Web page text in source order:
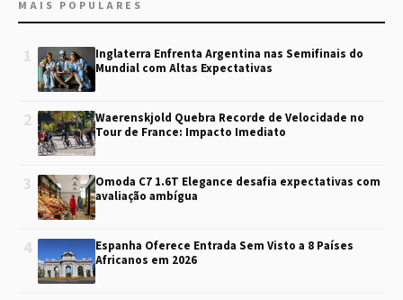
MAIS POPULARES
1
Inglaterra Enfrenta Argentina nas Semifinais do
Mundial com Altas Expectativas
2
Waerenskjold Quebra Recorde de Velocidade no
Tour de France: Impacto Imediato
3
Omoda C7 1.6T Elegance desafia expectativas com
avaliação ambígua
4
Espanha Oferece Entrada Sem Visto a 8 Países
Africanos em 2026